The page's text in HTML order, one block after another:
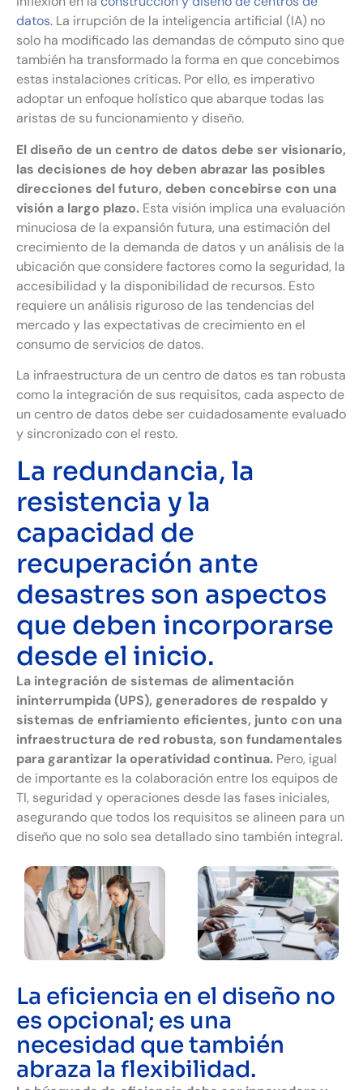
datos. La irrupción de la inteligencia artificial (IA) no
solo ha modificado las demandas de cómputo sino que
también ha transformado la forma en que concebimos
estas instalaciones críticas. Por ello, es imperativo
adoptar un enfoque holístico que abarque todas las
aristas de su funcionamiento y diseño.
El diseño de un centro de datos debe ser visionario,
las decisiones de hoy deben abrazar las posibles
direcciones del futuro, deben concebirse con una
visión a largo plazo. Esta visión implica una evaluación
minuciosa de la expansión futura, una estimación del
crecimiento de la demanda de datos y un análisis de la
ubicación que considere factores como la seguridad, la
accesibilidad y la disponibilidad de recursos. Esto
requiere un análisis riguroso de las tendencias del
mercado y las expectativas de crecimiento en el
consumo de servicios de datos.
La infraestructura de un centro de datos es tan robusta
como la integración de sus requisitos, cada aspecto de
un centro de datos debe ser cuidadosamente evaluado
y sincronizado con el resto.
La redundancia, la
resistencia y la
capacidad de
recuperación ante
desastres son aspectos
que deben incorporarse
desde el inicio.
La integración de sistemas de alimentación
ininterrumpida (UPS), generadores de respaldo y
sistemas de enfriamiento eficientes, junto con una
infraestructura de red robusta, son fundamentales
para garantizar la operatividad continua. Pero, igual
de importante es la colaboración entre los equipos de
TI, seguridad y operaciones desde las fases iniciales,
asegurando que todos los requisitos se alineen para un
diseño que no solo sea detallado sino también integral.
La eficiencia en el diseño no
es opcional; es una
necesidad que también
abraza la flexibilidad.